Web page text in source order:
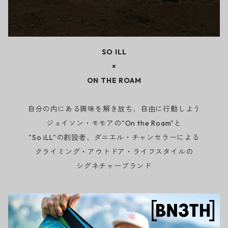
SO ILL
×
ON THE ROAM
自分の内にある興味を解き放ち、自由に行動しよう
ジェイソン・モモアの"On the Roam"と
"So iLL"の創設者、ダニエル・チャンセラーによる
クライミング・アウトドア・ライフスタイルの
シグネチャーブランド